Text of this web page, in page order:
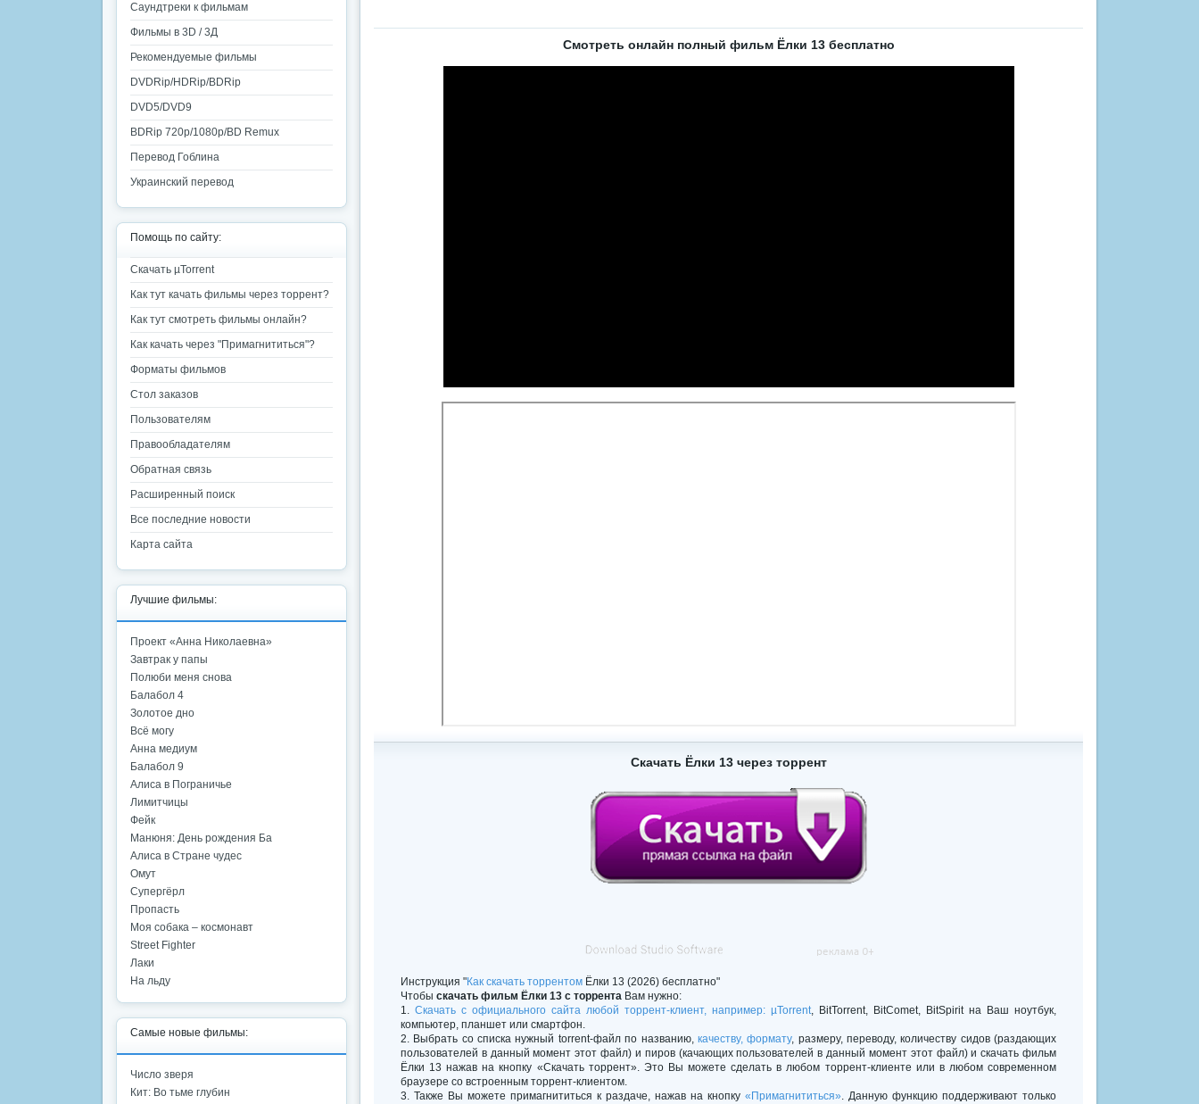
Смотреть онлайн полный фильм Ёлки 13 бесплатно
Скачать Ёлки 13 через торрент
Инструкция "Как скачать торрентом Ёлки 13 (2026) бесплатно"
Чтобы скачать фильм Ёлки 13 с торрента Вам нужно:
1. Скачать с официального сайта любой торрент-клиент, например: µTorrent, BitTorrent, BitComet, BitSpirit на Ваш ноутбук,
компьютер, планшет или смартфон.
2. Выбрать со списка нужный torrent-файл по названию, качеству, формату, размеру, переводу, количеству сидов (раздающих
пользователей в данный момент этот файл) и пиров (качающих пользователей в данный момент этот файл) и скачать фильм
Ёлки 13 нажав на кнопку «Скачать торрент». Это Вы можете сделать в любом торрент-клиенте или в любом современном
браузере со встроенным торрент-клиентом.
3. Также Вы можете примагнититься к раздаче, нажав на кнопку «Примагнититься». Данную функцию поддерживают только
Саундтреки к фильмам
Фильмы в 3D / 3Д
Рекомендуемые фильмы
DVDRip/HDRip/BDRip
DVD5/DVD9
BDRip 720p/1080p/BD Remux
Перевод Гоблина
Украинский перевод
Помощь по сайту:
Скачать µTorrent
Как тут качать фильмы через торрент?
Как тут смотреть фильмы онлайн?
Как качать через "Примагнититься"?
Форматы фильмов
Стол заказов
Пользователям
Правообладателям
Обратная связь
Расширенный поиск
Все последние новости
Карта сайта
Лучшие фильмы:
Проект «Анна Николаевна»
Завтрак у папы
Полюби меня снова
Балабол 4
Золотое дно
Всё могу
Анна медиум
Балабол 9
Алиса в Пограничье
Лимитчицы
Фейк
Манюня: День рождения Ба
Алиса в Стране чудес
Омут
Супергёрл
Пропасть
Моя собака – космонавт
Street Fighter
Лаки
На льду
Самые новые фильмы:
Число зверя
Кит: Во тьме глубин